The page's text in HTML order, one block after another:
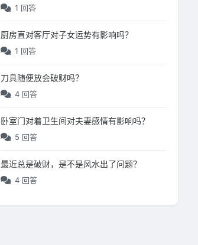
1 回答
厨房直对客厅对子女运势有影响吗？
1 回答
刀具随便放会破财吗？
4 回答
卧室门对着卫生间对夫妻感情有影响吗？
5 回答
最近总是破财，是不是风水出了问题？
4 回答